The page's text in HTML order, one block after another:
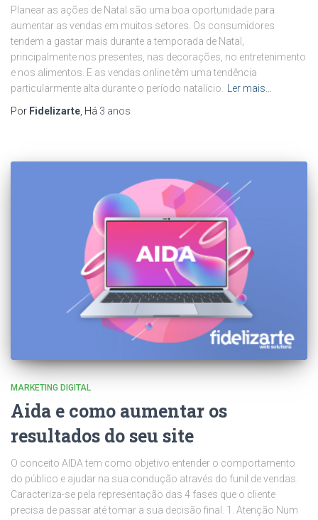
Planear as ações de Natal são uma boa oportunidade para
aumentar as vendas em muitos setores. Os consumidores
tendem a gastar mais durante a temporada de Natal,
principalmente nos presentes, nas decorações, no entretenimento
e nos alimentos. E as vendas online têm uma tendência
particularmente alta durante o período natalício. Ler mais…
Por Fidelizarte, Há 3 anos
MARKETING DIGITAL
Aida e como aumentar os
resultados do seu site
O conceito AIDA tem como objetivo entender o comportamento
do público e ajudar na sua condução através do funil de vendas.
Caracteriza-se pela representação das 4 fases que o cliente
precisa de passar até tomar a sua decisão final. 1. Atenção Num